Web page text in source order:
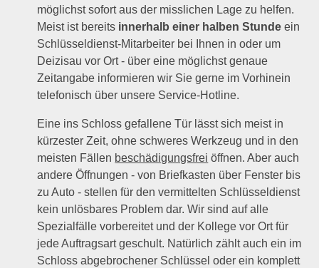
möglichst sofort aus der misslichen Lage zu helfen.
Meist ist bereits innerhalb einer halben Stunde ein
Schlüsseldienst-Mitarbeiter bei Ihnen in oder um
Deizisau vor Ort - über eine möglichst genaue
Zeitangabe informieren wir Sie gerne im Vorhinein
telefonisch über unsere Service-Hotline.
Eine ins Schloss gefallene Tür lässt sich meist in
kürzester Zeit, ohne schweres Werkzeug und in den
meisten Fällen beschädigungsfrei öffnen. Aber auch
andere Öffnungen - von Briefkasten über Fenster bis
zu Auto - stellen für den vermittelten Schlüsseldienst
kein unlösbares Problem dar. Wir sind auf alle
Spezialfälle vorbereitet und der Kollege vor Ort für
jede Auftragsart geschult. Natürlich zählt auch ein im
Schloss abgebrochener Schlüssel oder ein komplett